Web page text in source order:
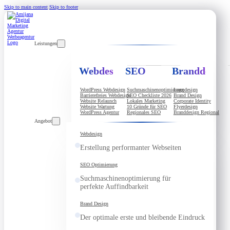
Skip to main content Skip to footer
Leistungen
Webdesign
WordPress Webdesign
Barrierefreies Webdesign
Website Relaunch
Website Wartung
WordPress Agentur
SEO
Suchmaschinenoptimierung
SEO Checkliste 2026
Lokales Marketing
10 Gründe für SEO
Regionales SEO
Branddesign
Logodesign
Brand Design
Corporate Identity
Flyerdesign
Branddesign Regional
Angebot
Webdesign
Erstellung performanter Webseiten
SEO Optimierung
Suchmaschinenoptimierung für
perfekte Auffindbarkeit
Brand Design
Der optimale erste und bleibende Eindruck